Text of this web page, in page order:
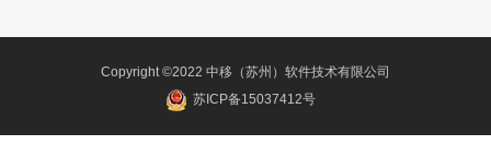
Copyright ©2022 中移（苏州）软件技术有限公司
苏ICP备15037412号